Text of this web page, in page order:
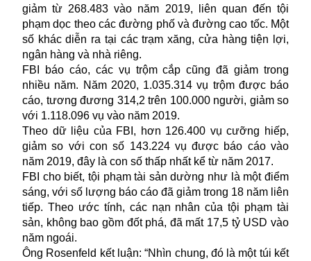
giảm từ 268.483 vào năm 2019, liên quan đến tội
phạm dọc theo các đường phố và đường cao tốc. Một
số khác diễn ra tại các trạm xăng, cửa hàng tiện lợi,
ngân hàng và nhà riêng.
FBI báo cáo, các vụ trộm cắp cũng đã giảm trong
nhiều năm. Năm 2020, 1.035.314 vụ trộm được báo
cáo, tương đương 314,2 trên 100.000 người, giảm so
với 1.118.096 vụ vào năm 2019.
Theo dữ liệu của FBI, hơn 126.400 vụ cưỡng hiếp,
giảm so với con số 143.224 vụ được báo cáo vào
năm 2019, đây là con số thấp nhất kể từ năm 2017.
FBI cho biết, tội phạm tài sản dường như là một điểm
sáng, với số lượng báo cáo đã giảm trong 18 năm liên
tiếp. Theo ước tính, các nạn nhân của tội phạm tài
sản, không bao gồm đốt phá, đã mất 17,5 tỷ USD vào
năm ngoái.
Ông Rosenfeld kết luận: “Nhìn chung, đó là một túi kết